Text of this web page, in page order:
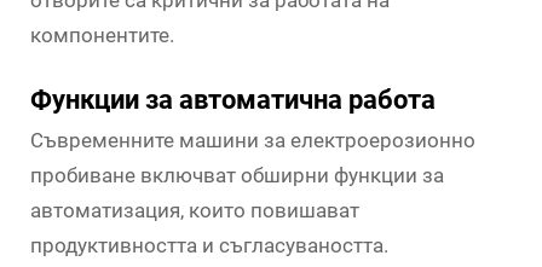
компонентите.
Функции за автоматична работа
Съвременните машини за електроерозионно
пробиване включват обширни функции за
автоматизация, които повишават
продуктивността и съгласуваността.